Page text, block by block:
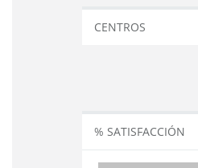
CENTROS
% SATISFACCIÓN